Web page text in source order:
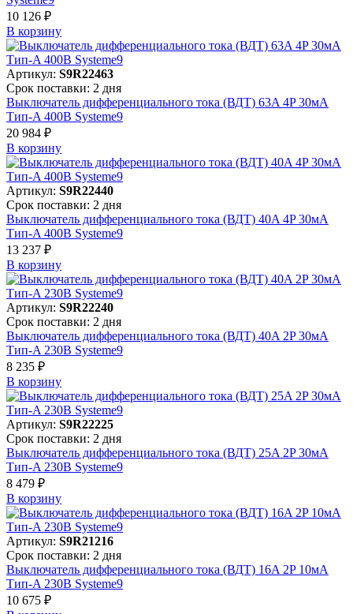
10 126 ₽
В корзинy
Артикул: S9R22463
Срок поставки: 2 дня
Выключатель дифференциального тока (ВДТ) 63A 4P 30мА
Тип-A 400В Systeme9
20 984 ₽
В корзинy
Артикул: S9R22440
Срок поставки: 2 дня
Выключатель дифференциального тока (ВДТ) 40A 4P 30мА
Тип-A 400В Systeme9
13 237 ₽
В корзинy
Артикул: S9R22240
Срок поставки: 2 дня
Выключатель дифференциального тока (ВДТ) 40A 2P 30мА
Тип-A 230В Systeme9
8 235 ₽
В корзинy
Артикул: S9R22225
Срок поставки: 2 дня
Выключатель дифференциального тока (ВДТ) 25A 2P 30мА
Тип-A 230В Systeme9
8 479 ₽
В корзинy
Артикул: S9R21216
Срок поставки: 2 дня
Выключатель дифференциального тока (ВДТ) 16A 2P 10мА
Тип-A 230В Systeme9
10 675 ₽